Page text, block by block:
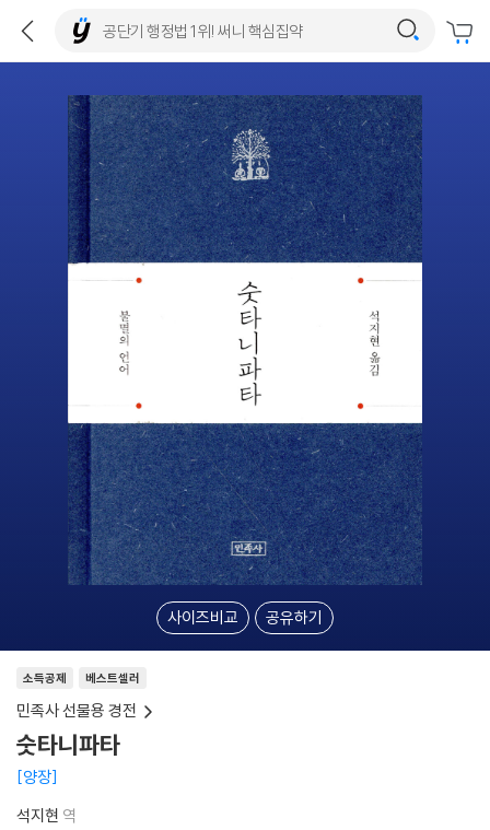
사이즈비교 공유하기
소득공제 베스트셀러
민족사 선물용 경전
숫타니파타
양장
석지현 역